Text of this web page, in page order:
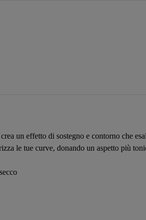
un effetto di sostegno e contorno che
le tue curve, donando un aspetto più